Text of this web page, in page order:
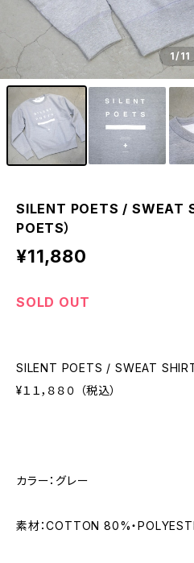
1/11
SILENT POETS / SWEAT
POETS）
¥11,880
SOLD OUT
SILENT POETS / SWEAT
¥１１，８８０ （税込）
カラー：グレー
素材：COTTON 80%・